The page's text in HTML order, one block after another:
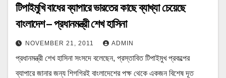
টিপাইমুখি বাধের ব্যাপারে ভারতের কাছে ব্যাখ্যা চেয়েছে
বাংলাদেশ – প্রধানমন্ত্রী শেখ হাসিনা
NOVEMBER 21, 2011 ADMIN
প্রধানমন্ত্রী শেখ হাসিনা সংসদে বলেছেন, প্রস্তাবিত টিপাইমুখ প্রকল্পের
ব্যাপারে জানার জন্য শিগগিরই বাংলাদেশের পক্ষ থেকে একজন বিশেষ দূত